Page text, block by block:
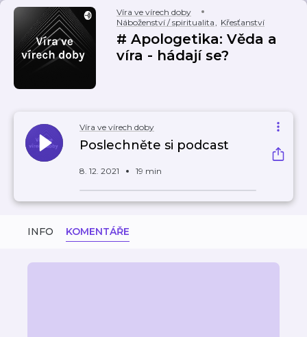
Víra ve vírech doby
Náboženství / spiritualita, Křesťanství
# Apologetika: Věda a
víra - hádají se?
Víra ve vírech doby
Poslechněte si podcast
8. 12. 2021 19 min
INFO KOMENTÁŘE